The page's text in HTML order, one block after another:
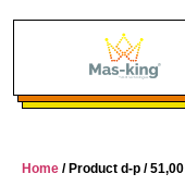
Home / Product d-p / 51,00